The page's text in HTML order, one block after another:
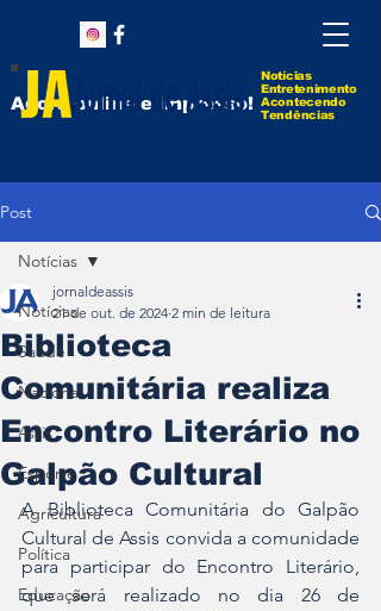
Notícias
Entretenimento
Acontecendo
Tendências
Agora online e impresso!
Post
Notícias
Saúde
Nacional
Assis
Esporte
Agricultura
Política
Educação
Notícias
Biblioteca
Comunitária realiza
Encontro Literário no
Galpão Cultural
jornaldeassis
21 de out. de 2024 2 min de leitura
A Biblioteca Comunitária do Galpão
Cultural de Assis convida a comunidade
para participar do Encontro Literário,
que será realizado no dia 26 de